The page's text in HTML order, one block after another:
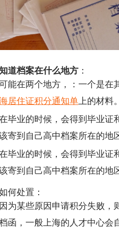
道档案在什么地方 ：
能在两个地方，：一个是在
居住证积分通知单上的材料。
毕业的时候，会得到毕业证
寄到自己高中档案所在的地
毕业的时候，会得到毕业证
寄到自己高中档案所在的地
何处置：
为某些原因申请积分失败，
函，一般上海的人才中心会